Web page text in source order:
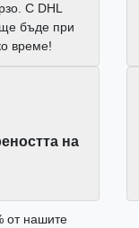
С DHL
бъде при
време!
на
от нашите